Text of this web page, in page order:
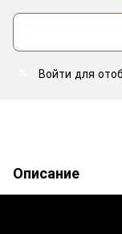
Войти для
Описание